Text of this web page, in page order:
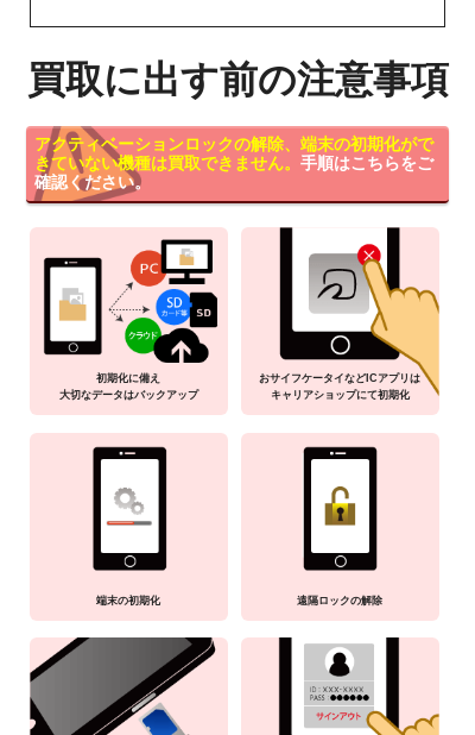
買取に出す前の注意事項
アクティベーションロックの解除、端末の初期化がで
きていない機種は買取できません。 手順はこちらをご
確認ください。
初期化に備え
大切なデータはバックアップ
おサイフケータイなどICアプリは
キャリアショップにて初期化
端末の初期化 遠隔ロックの解除